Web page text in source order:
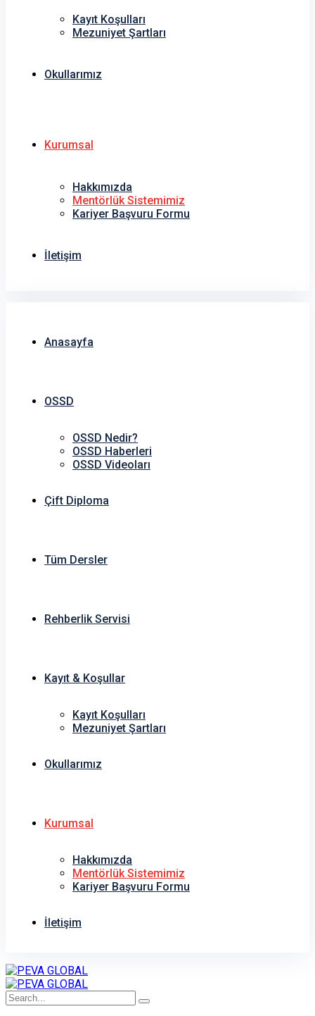
Kayıt Koşulları
Mezuniyet Şartları
Okullarımız
Kurumsal
Hakkımızda
Mentörlük Sistemimiz
Kariyer Başvuru Formu
İletişim
Anasayfa
OSSD
OSSD Nedir?
OSSD Haberleri
OSSD Videoları
Çift Diploma
Tüm Dersler
Rehberlik Servisi
Kayıt & Koşullar
Kayıt Koşulları
Mezuniyet Şartları
Okullarımız
Kurumsal
Hakkımızda
Mentörlük Sistemimiz
Kariyer Başvuru Formu
İletişim